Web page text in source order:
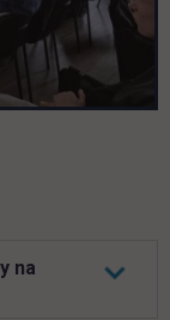
na